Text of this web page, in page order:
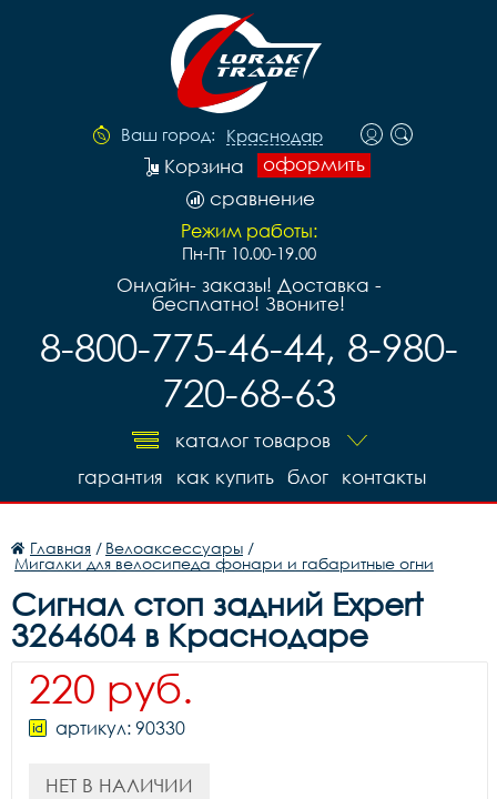
Ваш город: Краснодар
оформить
Корзина
сравнение
Режим работы:
Пн-Пт 10.00-19.00
Онлайн- заказы! Доставка -
бесплатно! Звоните!
8-800-775-46-44, 8-980-
720-68-63
каталог товаров
контакты
блог
как купить
гарантия
Главная / Велоаксессуары /
Мигалки для велосипеда фонари и габаритные огни
Сигнал стоп задний Expert
3264604 в Краснодаре
220 руб.
артикул: 90330
НЕТ В НАЛИЧИИ